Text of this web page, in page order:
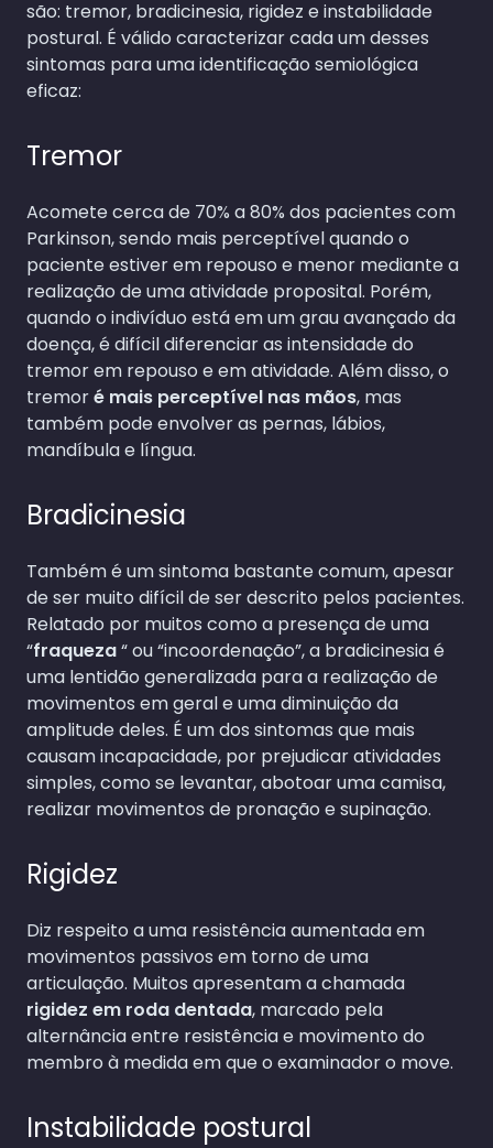
são: tremor, bradicinesia, rigidez e instabilidade
postural. É válido caracterizar cada um desses
sintomas para uma identificação semiológica
eficaz:
Tremor
Acomete cerca de 70% a 80% dos pacientes com
Parkinson, sendo mais perceptível quando o
paciente estiver em repouso e menor mediante a
realização de uma atividade proposital. Porém,
quando o indivíduo está em um grau avançado da
doença, é difícil diferenciar as intensidade do
tremor em repouso e em atividade. Além disso, o
tremoré mais perceptível nas mãos, mas
também pode envolver as pernas, lábios,
mandíbula e língua.
Bradicinesia
Também é um sintoma bastante comum, apesar
de ser muito difícil de ser descrito pelos pacientes.
Relatado por muitos como a presença de uma
“fraqueza“ ou “incoordenação”, a bradicinesia é
uma lentidão generalizada para a realização de
movimentos em geral e uma diminuição da
amplitude deles. É um dos sintomas que mais
causam incapacidade, por prejudicar atividades
simples, como se levantar, abotoar uma camisa,
realizar movimentos de pronação e supinação.
Rigidez
Diz respeito a uma resistência aumentada em
movimentos passivos em torno de uma
articulação. Muitos apresentam a chamada
rigidez em roda dentada, marcado pela
alternância entre resistência e movimento do
membro à medida em que o examinador o move.
Instabilidade postural